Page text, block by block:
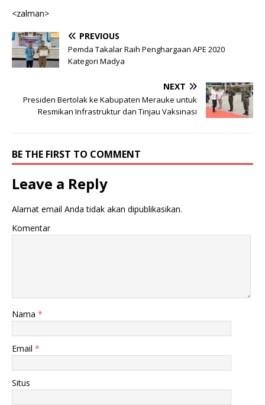
<zalman>
PREVIOUS
Pemda Takalar Raih Penghargaan APE 2020
Kategori Madya
NEXT
Presiden Bertolak ke Kabupaten Merauke untuk
Resmikan Infrastruktur dan Tinjau Vaksinasi
BE THE FIRST TO COMMENT
Leave a Reply
Alamat email Anda tidak akan dipublikasikan.
Komentar
Nama *
Email *
Situs